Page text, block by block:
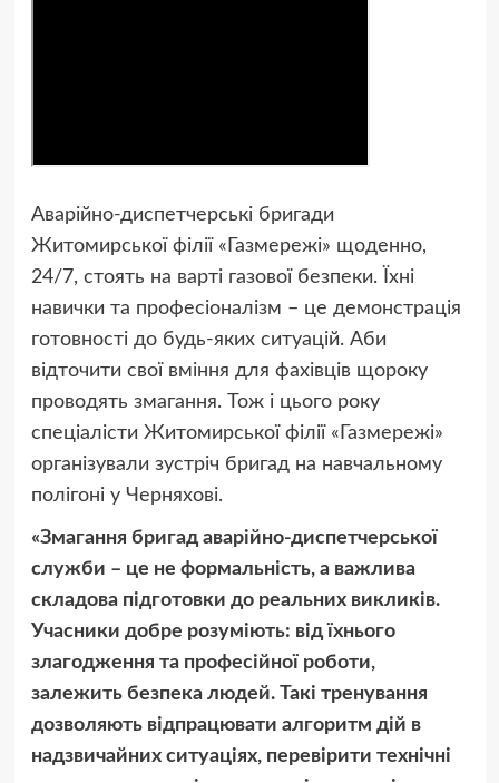
Аварійно-диспетчерські бригади
Житомирської філії «Газмережі» щоденно,
24/7, стоять на варті газової безпеки. Їхні
навички та професіоналізм – це демонстрація
готовності до будь-яких ситуацій. Аби
відточити свої вміння для фахівців щороку
проводять змагання. Тож і цього року
спеціалісти Житомирської філії «Газмережі»
організували зустріч бригад на навчальному
полігоні у Черняхові.
«Змагання бригад аварійно-диспетчерської
служби – це не формальність, а важлива
складова підготовки до реальних викликів.
Учасники добре розуміють: від їхнього
злагодження та професійної роботи,
залежить безпека людей. Такі тренування
дозволяють відпрацювати алгоритм дій в
надзвичайних ситуаціях, перевірити технічні